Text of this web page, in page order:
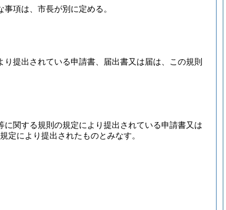
項は、市長が別に定める。
り提出されている申請書、届出書又は届は、この規則
関する規則の規定により提出されている申請書又は
定により提出されたものとみなす。